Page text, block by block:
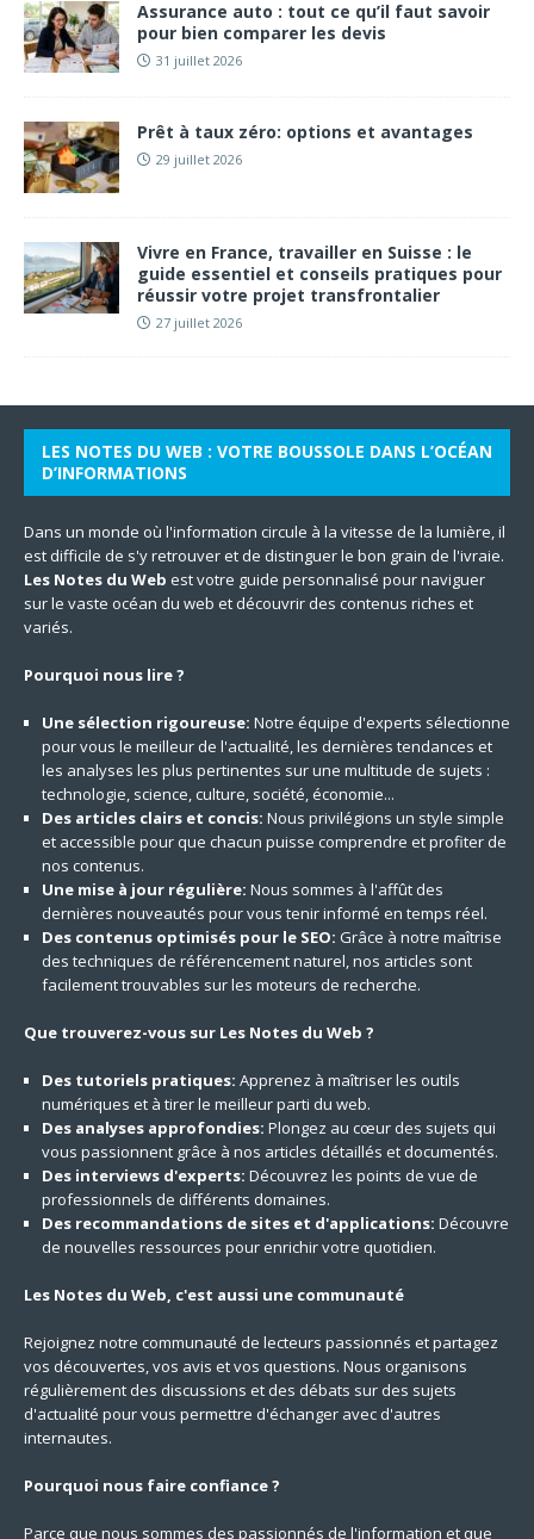
Assurance auto : tout ce qu’il faut savoir
pour bien comparer les devis
31 juillet 2026
Prêt à taux zéro: options et avantages
29 juillet 2026
Vivre en France, travailler en Suisse : le
guide essentiel et conseils pratiques pour
réussir votre projet transfrontalier
27 juillet 2026
LES NOTES DU WEB : VOTRE BOUSSOLE DANS L’OCÉAN
D’INFORMATIONS
Dans un monde où l'information circule à la vitesse de la lumière, il
est difficile de s'y retrouver et de distinguer le bon grain de l'ivraie.
Les Notes du Web est votre guide personnalisé pour naviguer
sur le vaste océan du web et découvrir des contenus riches et
variés.
Pourquoi nous lire ?
Une sélection rigoureuse: Notre équipe d'experts sélectionne
pour vous le meilleur de l'actualité, les dernières tendances et
les analyses les plus pertinentes sur une multitude de sujets :
technologie, science, culture, société, économie...
Des articles clairs et concis: Nous privilégions un style simple
et accessible pour que chacun puisse comprendre et profiter de
nos contenus.
Une mise à jour régulière: Nous sommes à l'affût des
dernières nouveautés pour vous tenir informé en temps réel.
Des contenus optimisés pour le SEO: Grâce à notre maîtrise
des techniques de référencement naturel, nos articles sont
facilement trouvables sur les moteurs de recherche.
Que trouverez-vous sur Les Notes du Web ?
Des tutoriels pratiques: Apprenez à maîtriser les outils
numériques et à tirer le meilleur parti du web.
Des analyses approfondies: Plongez au cœur des sujets qui
vous passionnent grâce à nos articles détaillés et documentés.
Des interviews d'experts: Découvrez les points de vue de
professionnels de différents domaines.
Des recommandations de sites et d'applications: Découvre
de nouvelles ressources pour enrichir votre quotidien.
Les Notes du Web, c'est aussi une communauté
Rejoignez notre communauté de lecteurs passionnés et partagez
vos découvertes, vos avis et vos questions. Nous organisons
régulièrement des discussions et des débats sur des sujets
d'actualité pour vous permettre d'échanger avec d'autres
internautes.
Pourquoi nous faire confiance ?
Parce que nous sommes des passionnés de l'information et que